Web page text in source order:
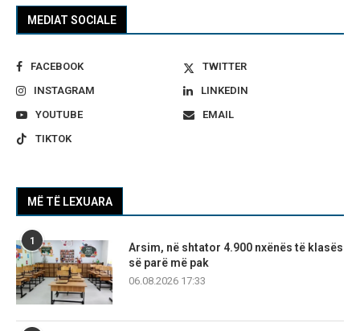
MEDIAT SOCIALE
FACEBOOK
TWITTER
INSTAGRAM
LINKEDIN
YOUTUBE
EMAIL
TIKTOK
MË TË LEXUARA
1
Arsim, në shtator 4.900 nxënës të klasës
së parë më pak
06.08.2026 17:33